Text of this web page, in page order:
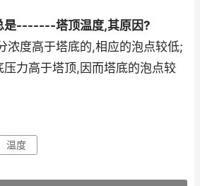
是-------塔顶温度,其原因?
浓度高于塔底的,相应的泡点较低;
压力高于塔顶,因而塔底的泡点较
温度